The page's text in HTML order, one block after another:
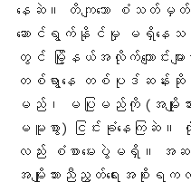
နေဆဲ။ တိကျသော စံသတ်
ဆောင်ရွက်နိုင်မှု မရှိနေသည်မှ
တွင် မြို့နယ်အလိုက်ကျောင်းမျာ
တစ်ရွာနေ တစ်ပုဒ်ဆန်းဆို
မည်၊ မပြုမည်ကို (အမျိုး
မမူစွာ) ငြင်းခုံနေကြဆဲ
လည်း စံစာမေးပွဲမရှိ။ အ
အမျိုးသားညီညွတ်ရေးအစိုးရက